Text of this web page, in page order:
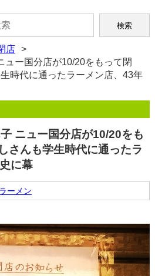
店
ュー国分店が10/20をもって閉
時代に通ったラーメン店、43年
ニュー国分店が10/20をも
さんも学生時代に通ったラ
に幕
ラーメン